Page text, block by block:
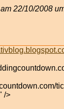
22/10/2008
/>